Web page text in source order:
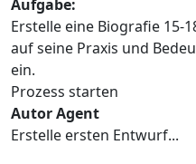
Aufgabe:
Erstelle eine Biografie 15-
auf seine Praxis und
ein.
Prozess starten
Autor Agent
Erstelle ersten Entwurf...